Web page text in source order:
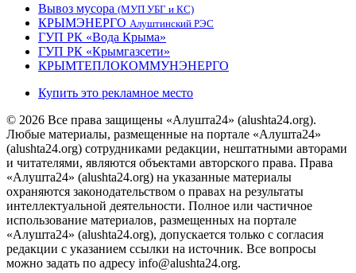
Вывоз мусора (МУП УБГ и КС)
КРЫМЭНЕРГО Алуштинский РЭС
ГУП РК «Вода Крыма»
ГУП РК «Крымгазсети»
КРЫМТЕПЛОКОММУНЭНЕРГО
Купить это рекламное место
© 2026 Все права защищены «Алушта24» (alushta24.org).
Любые материалы, размещенные на портале «Алушта24»
(alushta24.org) сотрудниками редакции, нештатными авторами
и читателями, являются объектами авторского права. Права
«Алушта24» (alushta24.org) на указанные материалы
охраняются законодательством о правах на результаты
интеллектуальной деятельности. Полное или частичное
использование материалов, размещенных на портале
«Алушта24» (alushta24.org), допускается только с согласия
редакции с указанием ссылки на источник. Все вопросы
можно задать по адресу info@alushta24.org.